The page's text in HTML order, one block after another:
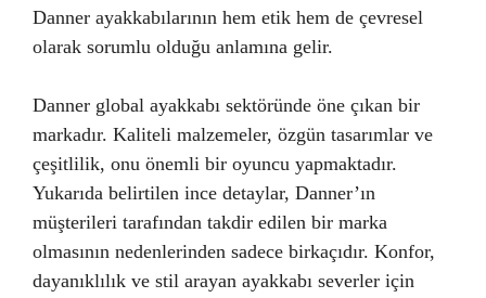
Danner ayakkabılarının hem etik hem de çevresel
olarak sorumlu olduğu anlamına gelir.
Danner global ayakkabı sektöründe öne çıkan bir
markadır. Kaliteli malzemeler, özgün tasarımlar ve
çeşitlilik, onu önemli bir oyuncu yapmaktadır.
Yukarıda belirtilen ince detaylar, Danner’ın
müşterileri tarafından takdir edilen bir marka
olmasının nedenlerinden sadece birkaçıdır. Konfor,
dayanıklılık ve stil arayan ayakkabı severler için